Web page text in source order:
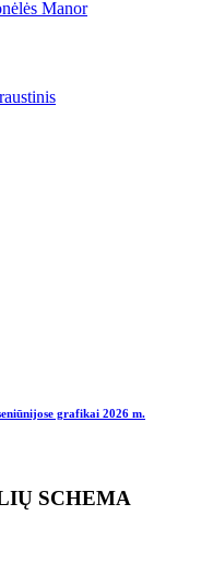
Manor
grafikai 2026 m.
SCHEMA